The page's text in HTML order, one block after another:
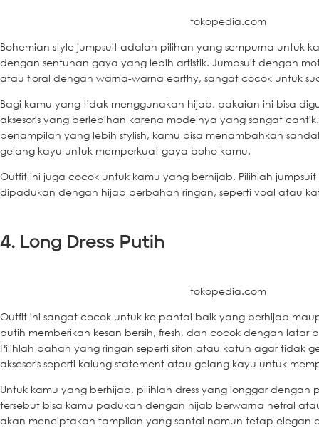
tokopedia.com
Bohemian style jumpsuit adalah pilihan yang sempurna untuk
dengan sentuhan gaya yang lebih artistik. Jumpsuit dengan
atau floral dengan warna-warna earthy, sangat cocok untuk
Bagi kamu yang tidak menggunakan hijab, pakaian ini bisa
aksesoris yang berlebihan karena modelnya yang sangat
penampilan yang lebih stylish, kamu bisa menambahkan
gelang kayu untuk memperkuat gaya boho kamu.
Outfit ini juga cocok untuk kamu yang berhijab. Pilihlah
dipadukan dengan hijab berbahan ringan, seperti voal atau
4. Long Dress Putih
tokopedia.com
Outfit ini sangat cocok untuk ke pantai baik yang berhijab
putih memberikan kesan bersih, fresh, dan cocok dengan latar
Pilihlah bahan yang ringan seperti sifon atau katun agar tidak
aksesoris seperti kalung statement atau gelang kayu untuk
Untuk kamu yang berhijab, pilihlah dress yang longgar dengan
tersebut bisa kamu padukan dengan hijab berwarna netral
akan menciptakan tampilan yang santai namun tetap elegan